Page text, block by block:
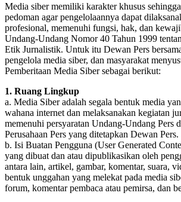
Media siber memiliki karakter khusus
pedoman agar pengelolaannya dapat
profesional, memenuhi fungsi, hak, dan
Undang-Undang Nomor 40 Tahun 1999
Etik Jurnalistik. Untuk itu Dewan Pers
pengelola media siber, dan masyarakat
Pemberitaan Media Siber sebagai berikut:
1. Ruang Lingkup
a. Media Siber adalah segala bentuk media
wahana internet dan melaksanakan kegiatan
memenuhi persyaratan Undang-Undang Pers
Perusahaan Pers yang ditetapkan Dewan Pers.
b. Isi Buatan Pengguna (User Generated
yang dibuat dan atau dipublikasikan oleh
antara lain, artikel, gambar, komentar, suara,
bentuk unggahan yang melekat pada media
forum, komentar pembaca atau pemirsa, dan